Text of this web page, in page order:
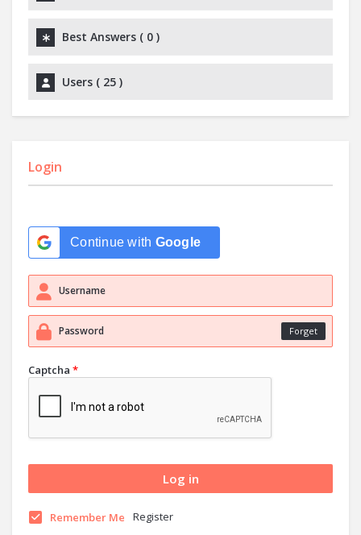
Best Answers ( 0 )
Users ( 25 )
Login
Continue with Google
Forget
Captcha *
Remember Me Register